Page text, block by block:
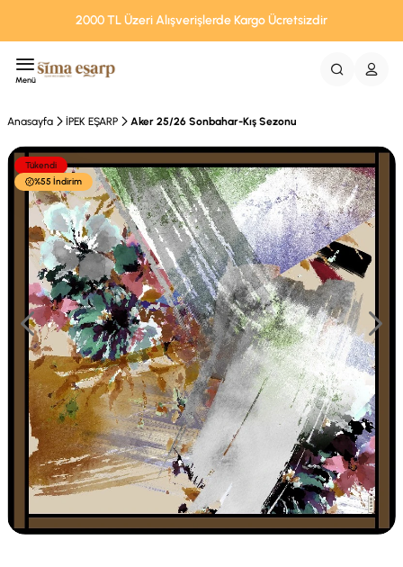
2000 TL Üzeri Alışverişlerde Kargo Ücretsizdir
Menü
Anasayfa İPEK EŞARP Aker 25/26 Sonbahar-Kış Sezonu
Tükendi
%55 İndirim